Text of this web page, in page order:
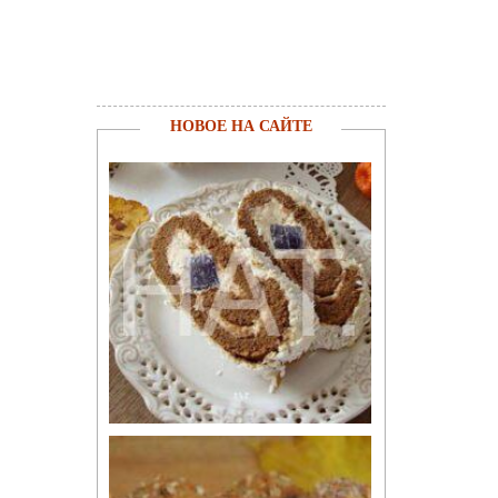
НОВОЕ НА САЙТЕ